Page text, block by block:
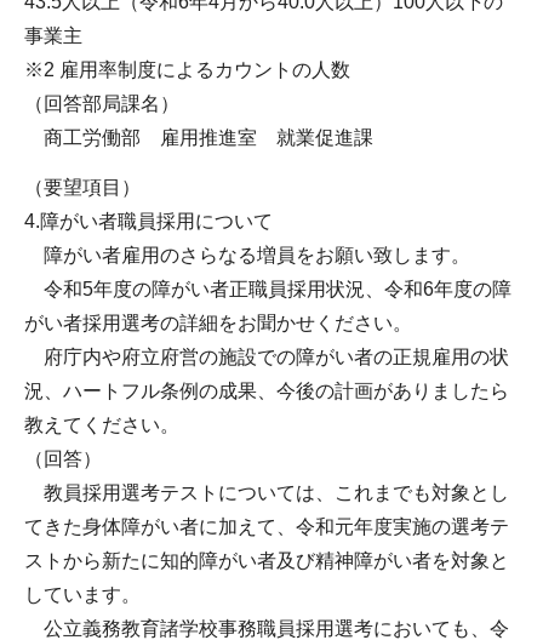
事業主
※2 雇用率制度によるカウントの人数
（回答部局課名）
商工労働部 雇用推進室 就業促進課
（要望項目）
4.障がい者職員採用について
障がい者雇用のさらなる増員をお願い致します。
令和5年度の障がい者正職員採用状況、令和6年度の障
がい者採用選考の詳細をお聞かせください。
府庁内や府立府営の施設での障がい者の正規雇用の状
況、ハートフル条例の成果、今後の計画がありましたら
教えてください。
（回答）
教員採用選考テストについては、これまでも対象とし
てきた身体障がい者に加えて、令和元年度実施の選考テ
ストから新たに知的障がい者及び精神障がい者を対象と
しています。
公立義務教育諸学校事務職員採用選考においても、令